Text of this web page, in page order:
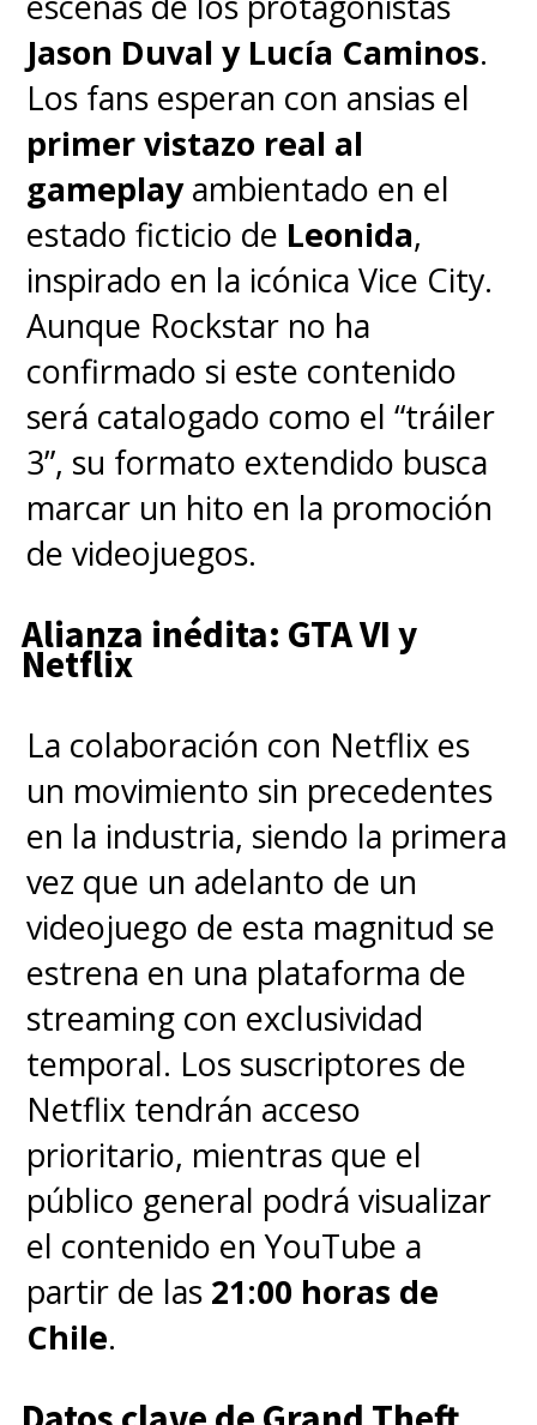
barbero-cirujano con un
misterioso pasado que no
revelaremos acá.
Torn apart by a war-
ravaged Continent, the
fight continues for
Geralt, Ciri and
Yennefer to survive and
reunite again. The
Witcher Season 4
October.
pic.twitter.com/QPsGJSujZW
— The Witcher (@witchernetflix)September 14,
Hemsworth protagonizará la
cuarta y quinta temporada de
la serie, que pondrán cierre a
la adaptación . Esta últimas dos
temporadas adaptarán los
eventos de los tres libros
restantes de
Sapkowski, "Bautismo de
fuego", "La torre de la
golondrina" y "La dama del
lago".
Jason Duval y Lucía Caminos.
Los fans esperan con ansias el
primer vistazo real al
gameplayambientado en el
estado ficticio de Leonida,
inspirado en la icónica Vice City.
Aunque Rockstar no ha
confirmado si este contenido
será catalogado como el “tráiler
3”, su formato extendido busca
marcar un hito en la promoción
de videojuegos.
Alianza inédita: GTA VI y
Netflix
La colaboración con Netflix es
un movimiento sin precedentes
en la industria, siendo la primera
vez que un adelanto de un
videojuego de esta magnitud se
estrena en una plataforma de
streaming con exclusividad
temporal. Los suscriptores de
Netflix tendrán acceso
prioritario, mientras que el
público general podrá visualizar
el contenido en YouTube a
partir de las 21:00 horas de
Chile.